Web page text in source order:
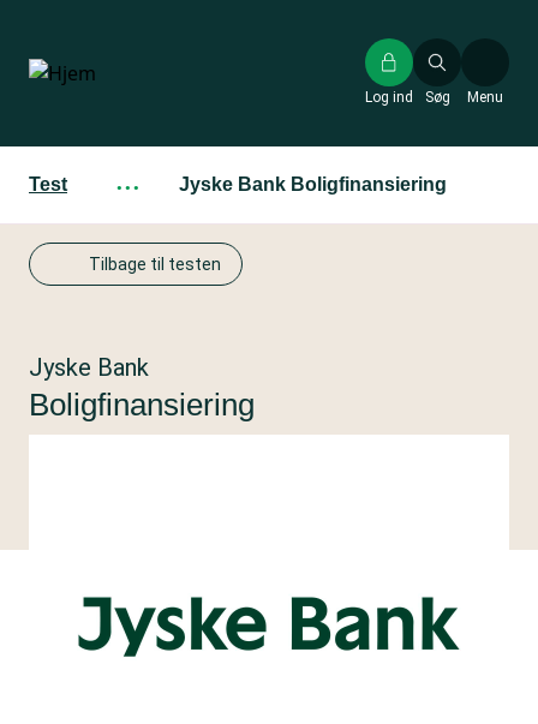
hovedindhold
Søg
Log ind Menu
Test ··· Jyske Bank Boligfinansiering
Tilbage til testen
Jyske Bank
Boligfinansiering